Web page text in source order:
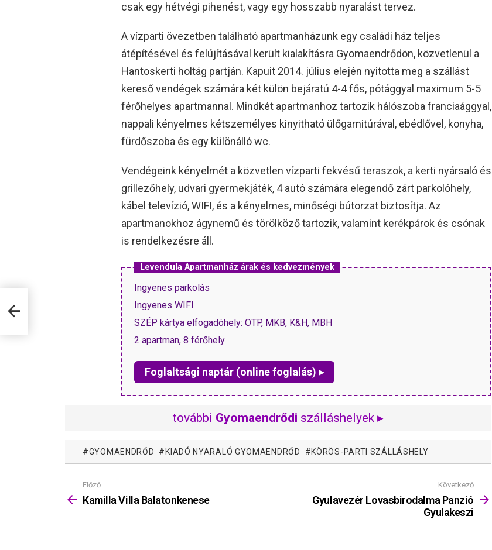
csak egy hétvégi pihenést, vagy egy hosszabb nyaralást tervez.
A vízparti övezetben található apartmanházunk egy családi ház teljes
átépítésével és felújításával került kialakításra Gyomaendrődön, közvetlenül a
Hantoskerti holtág partján. Kapuit 2014. július elején nyitotta meg a szállást
kereső vendégek számára két külön bejáratú 4-4 fős, pótággyal maximum 5-5
férőhelyes apartmannal. Mindkét apartmanhoz tartozik hálószoba franciaággyal,
nappali kényelmes kétszemélyes kinyitható ülőgarnitúrával, ebédlővel, konyha,
fürdőszoba és egy különálló wc.
Vendégeink kényelmét a közvetlen vízparti fekvésű teraszok, a kerti nyársaló és
grillezőhely, udvari gyermekjáték, 4 autó számára elegendő zárt parkolóhely,
kábel televízió, WIFI, és a kényelmes, minőségi bútorzat biztosítja. Az
apartmanokhoz ágynemű és törölköző tartozik, valamint kerékpárok és csónak
is rendelkezésre áll.
Levendula Apartmanház árak és kedvezmények
Ingyenes parkolás
Ingyenes WIFI
SZÉP kártya elfogadóhely: OTP, MKB, K&H, MBH
2 apartman, 8 férőhely
Foglaltsági naptár (online foglalás) ▸
további Gyomaendrődi szálláshelyek ▸
GYOMAENDRŐD KIADÓ NYARALÓ GYOMAENDRŐD KÖRÖS-PARTI SZÁLLÁSHELY
Mutass
többet
Előző
Kamilla Villa Balatonkenese
Következő
Gyulavezér Lovasbirodalma Panzió
Gyulakeszi